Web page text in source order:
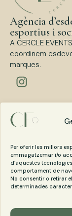
Per oferir les millors
emmagatzemar i/o
d’aquestes
comportament de
No consentir o retirar
determinades
Agència
esportius i
A CERCLE
coordinem
marques.
Contacta